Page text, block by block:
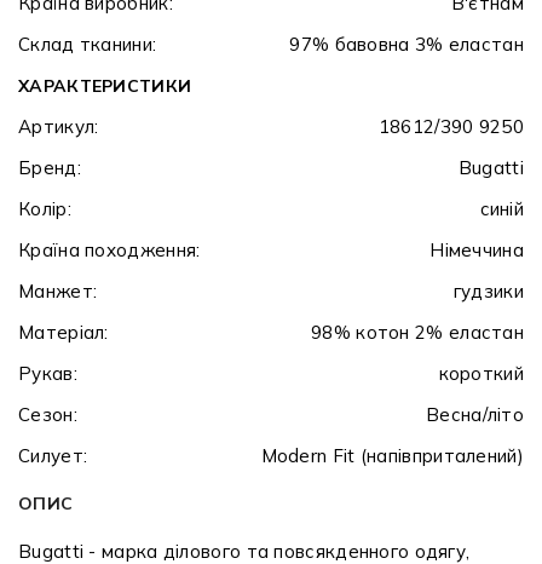
Склад тканини:
97% бавовна 3% еластан
ХАРАКТЕРИСТИКИ
Артикул:
18612/390 9250
Бренд:
Bugatti
Колір:
синій
Країна походження:
Німеччина
Манжет:
гудзики
Матеріал:
98% котон 2% еластан
Рукав:
короткий
Сезон:
Весна/літо
Силует:
Modern Fit (напівприталений)
ОПИС
Bugatti - марка ділового та повсякденного одягу,